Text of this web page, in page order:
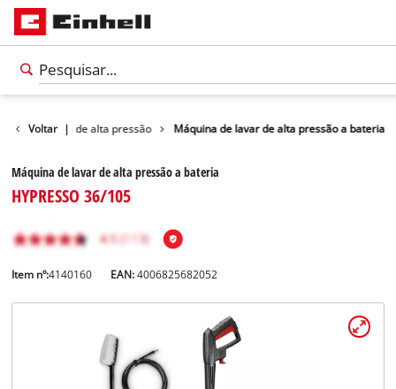
Português
Voltar |
Lavadoras de alta pressão Máquina de lavar de alta pressão a bateria
Máquina de lavar de alta pressão a bateria
HYPRESSO 36/105
Item nº:4140160 EAN:4006825682052